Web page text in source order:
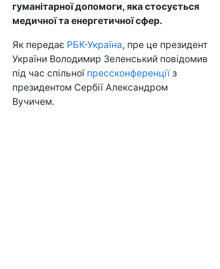
гуманітарної допомоги, яка стосується
медичної та енергетичної сфер.
Як передає РБК-Україна, пре це президент
України Володимир Зеленський повідомив
під час спільної прессконференціїз
президентом Сербії Александром
Вучичем.